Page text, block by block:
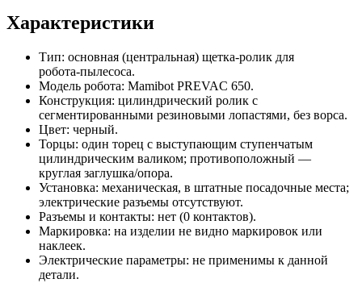
Характеристики
Тип: основная (центральная) щетка‑ролик для
робота‑пылесоса.
Модель робота: Mamibot PREVAC 650.
Конструкция: цилиндрический ролик с
сегментированными резиновыми лопастями, без ворса.
Цвет: черный.
Торцы: один торец с выступающим ступенчатым
цилиндрическим валиком; противоположный —
круглая заглушка/опора.
Установка: механическая, в штатные посадочные места;
электрические разъемы отсутствуют.
Разъемы и контакты: нет (0 контактов).
Маркировка: на изделии не видно маркировок или
наклеек.
Электрические параметры: не применимы к данной
детали.